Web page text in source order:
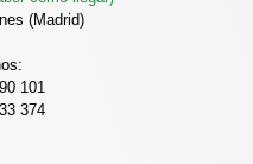
(Madrid)
101
374